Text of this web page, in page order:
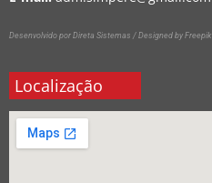
Desenvolvido por Direta Sistemas / Designed by Freepik
Localização